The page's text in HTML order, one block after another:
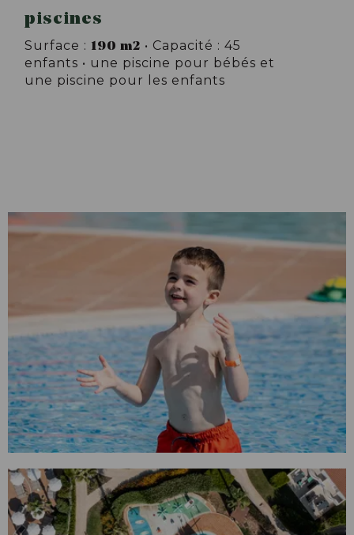
piscines
Surface : 190 m2 • Capacité : 45
enfants • une piscine pour bébés et
une piscine pour les enfants